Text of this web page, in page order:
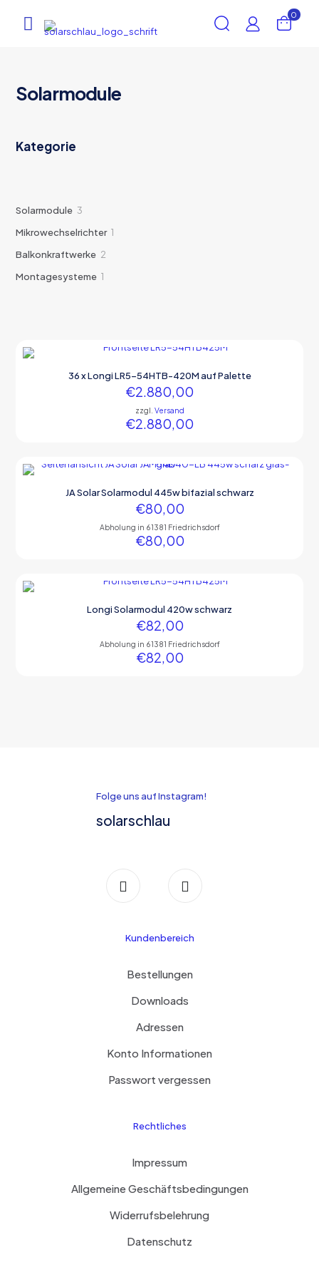
0
Solarmodule
Kategorie
Solarmodule 3
Mikrowechselrichter 1
Balkonkraftwerke 2
Montagesysteme 1
36 x Longi LR5-54HTB-420M auf Palette
€2.880,00
zzgl. Versand
€2.880,00
JA Solar Solarmodul 445w bifazial schwarz
€80,00
Abholung in 61381 Friedrichsdorf
€80,00
Longi Solarmodul 420w schwarz
€82,00
Abholung in 61381 Friedrichsdorf
€82,00
Folge uns auf Instagram!
solarschlau
Kundenbereich
Bestellungen
Downloads
Adressen
Konto Informationen
Passwort vergessen
Rechtliches
Impressum
Allgemeine Geschäftsbedingungen
Widerrufsbelehrung
Datenschutz